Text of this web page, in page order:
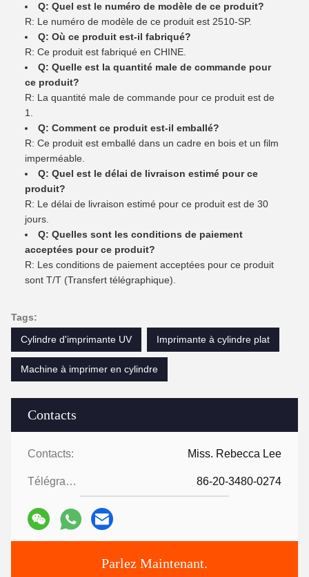
Contacts
Contacts: Miss. Rebecca Lee
Télégramme: 86-20-3480-0274
Parlez Maintenant.
Q: Quel est le numéro de modèle de ce produit?
R: Le numéro de modèle de ce produit est 2510-SP.
Q: Où ce produit est-il fabriqué?
R: Ce produit est fabriqué en CHINE.
Q: Quelle est la quantité male de commande pour
ce produit?
R: La quantité male de commande pour ce produit est de
1.
Q: Comment ce produit est-il emballé?
R: Ce produit est emballé dans un cadre en bois et un film
imperméable.
Q: Quel est le délai de livraison estimé pour ce
produit?
R: Le délai de livraison estimé pour ce produit est de 30
jours.
Q: Quelles sont les conditions de paiement
acceptées pour ce produit?
R: Les conditions de paiement acceptées pour ce produit
sont T/T (Transfert télégraphique).
Tags:
Cylindre d'imprimante UV
Imprimante à cylindre plat
Machine à imprimer en cylindre